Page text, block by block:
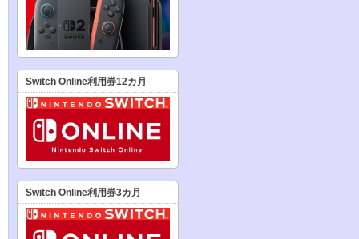
Switch Online利用券12カ月
Switch Online利用券3カ月